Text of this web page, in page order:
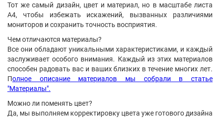
Тот же самый дизайн, цвет и материал, но в масштабе листа
А4, чтобы избежать искажений, вызванных различиями
мониторов и сохранить точность восприятия.
Чем отличаются материалы?
Все они обладают уникальными характеристиками, и каждый
заслуживает особого внимания. Каждый из этих материалов
способен радовать вас и ваших близких в течение многих лет.
Полное описание материалов мы собрали в статье
"Материалы".
Можно ли поменять цвет?
Да, мы выполняем корректировку цвета уже готового дизайна